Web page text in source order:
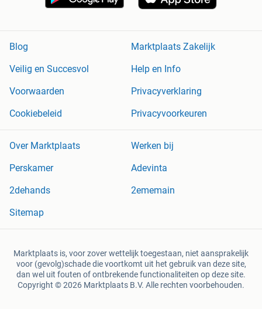
Blog
Marktplaats Zakelijk
Veilig en Succesvol
Help en Info
Voorwaarden
Privacyverklaring
Cookiebeleid
Privacyvoorkeuren
Over Marktplaats
Werken bij
Perskamer
Adevinta
2dehands
2ememain
Sitemap
Marktplaats is, voor zover wettelijk toegestaan, niet aansprakelijk
voor (gevolg)schade die voortkomt uit het gebruik van deze site,
dan wel uit fouten of ontbrekende functionaliteiten op deze site.
Copyright © 2026 Marktplaats B.V. Alle rechten voorbehouden.